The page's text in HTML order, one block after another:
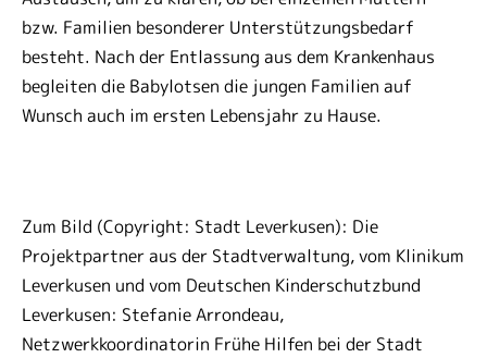
bzw. Familien besonderer Unterstützungsbedarf
besteht. Nach der Entlassung aus dem Krankenhaus
begleiten die Babylotsen die jungen Familien auf
Wunsch auch im ersten Lebensjahr zu Hause.
Zum Bild (Copyright: Stadt Leverkusen): Die
Projektpartner aus der Stadtverwaltung, vom Klinikum
Leverkusen und vom Deutschen Kinderschutzbund
Leverkusen: Stefanie Arrondeau,
Netzwerkkoordinatorin Frühe Hilfen bei der Stadt